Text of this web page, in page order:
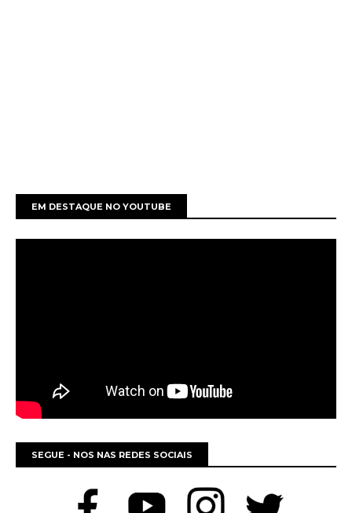
EM DESTAQUE NO YOUTUBE
SEGUE - NOS NAS REDES SOCIAIS